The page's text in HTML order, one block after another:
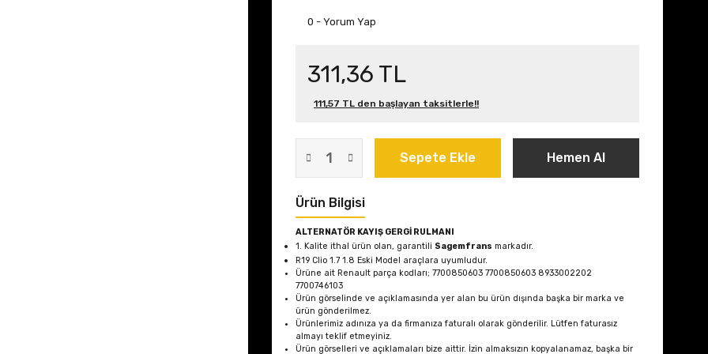
0 - Yorum Yap
311,36 TL
111,57 TL den başlayan taksitlerle!!
Sepete Ekle Hemen Al
Ürün Bilgisi
ALTERNATÖR KAYIŞ GERGİ RULMANI
1. Kalite ithal ürün olan, garantili Sagemfrans markadır.
R19 Clio 1.7 1.8 Eski Model araçlara uyumludur.
Ürüne ait Renault parça kodları; 7700850603 7700850603 8933002202
7700746103
Ürün görselinde ve açıklamasında yer alan bu ürün dışında başka bir marka ve
ürün gönderilmez.
Ürünlerimiz adınıza ya da firmanıza faturalı olarak gönderilir. Lütfen faturasız
almayı teklif etmeyiniz.
Ürün görselleri ve açıklamaları bize aittir. İzin almaksızın kopyalanamaz, başka bir